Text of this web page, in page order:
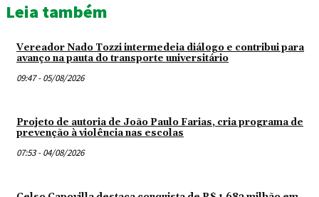
Leia também
Vereador Nado Tozzi intermedeia diálogo e contribui para
avanço na pauta do transporte universitário
09:47 - 05/08/2026
Projeto de autoria de João Paulo Farias, cria programa de
prevenção à violência nas escolas
07:53 - 04/08/2026